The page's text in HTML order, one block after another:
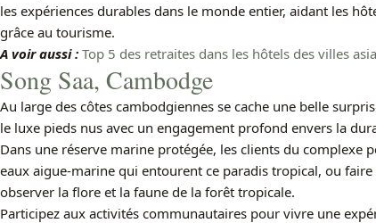
les expériences durables dans le monde entier, aidant les
grâce au tourisme.
A voir aussi : Top 5 des retraites dans les hôtels des villes
Song Saa, Cambodge
Au large des côtes cambodgiennes se cache une belle
le luxe pieds nus avec un engagement profond envers la
Dans une réserve marine protégée, les clients du complexe
eaux aigue-marine qui entourent ce paradis tropical, ou
observer la flore et la faune de la forêt tropicale.
Participez aux activités communautaires pour vivre une